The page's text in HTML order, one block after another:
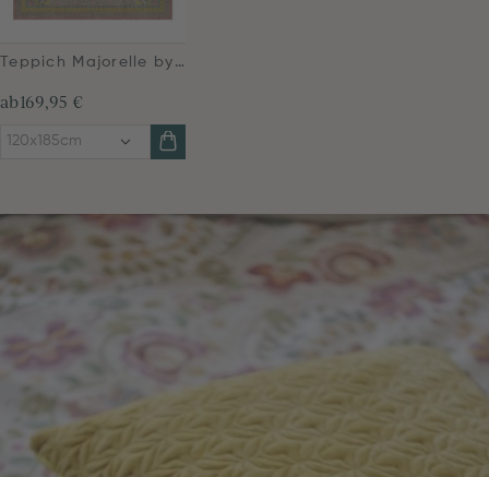
Teppich Majorelle by Pip Pastell Rosa
ab169,95 €
120x185cm